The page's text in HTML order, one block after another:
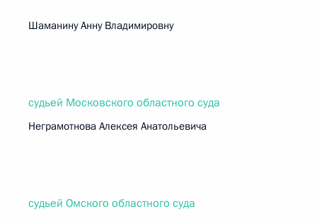
Шаманину Анну Владимировну
судьей Московского областного суда
Неграмотнова Алексея Анатольевича
судьей Омского областного суда